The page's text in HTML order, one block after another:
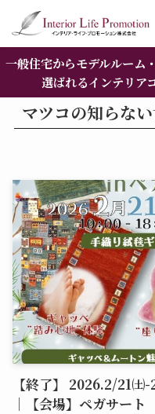
一般住宅からモデルルーム
選ばれるインテリア
マツコの知らな
【終了】 2026.2/21
｜【会場】ペガサー